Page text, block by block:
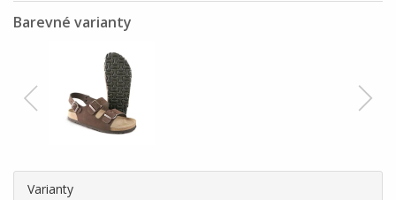
Barevné varianty
Varianty